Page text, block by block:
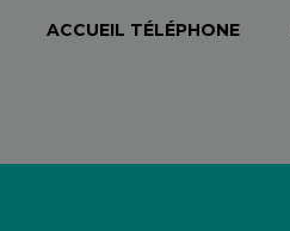
ACCUEIL TÉLÉPHONE